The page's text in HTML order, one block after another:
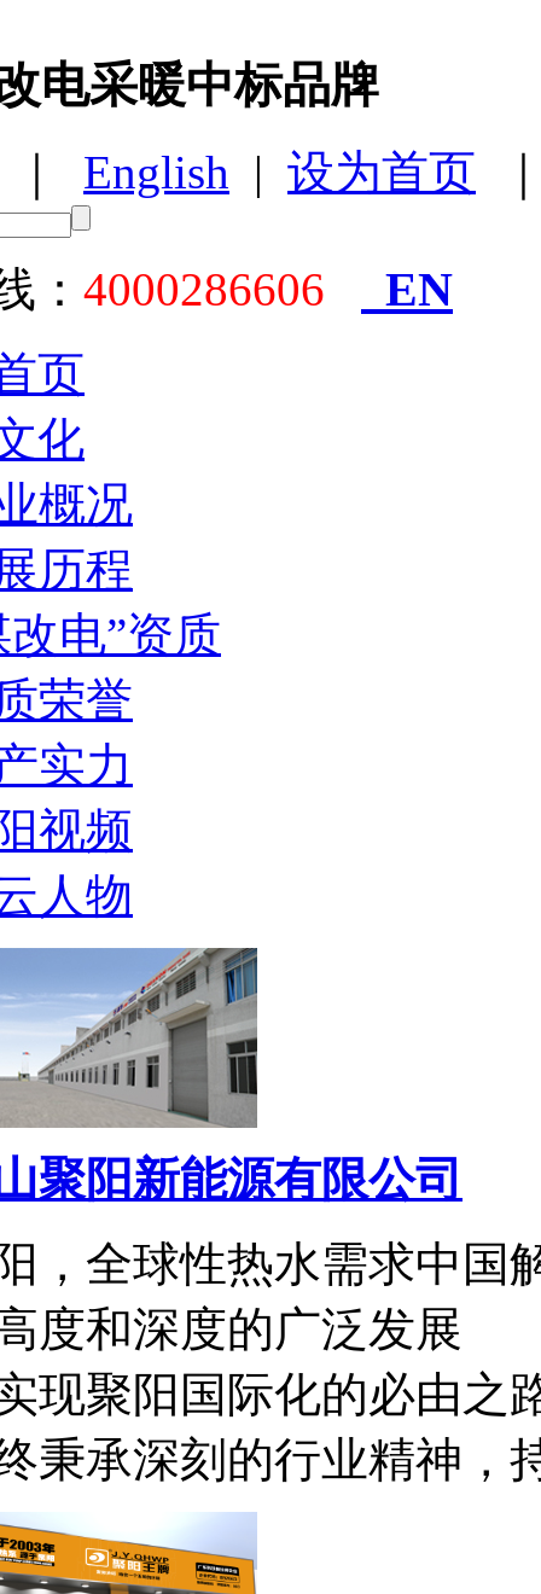
电采暖中标品牌
English | 设为首页
： 4000286606 EN
页
化
概况
历程
改电”资质
荣誉
实力
视频
人物
聚阳新能源有限公司
，全球性热水需求中国
度和深度的广泛发展
现聚阳国际化的必由之
秉承深刻的行业精神，